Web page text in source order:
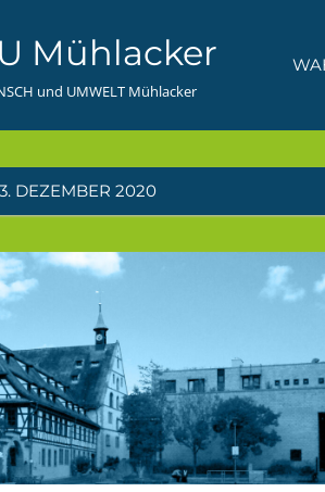
Mühlacker
und UMWELT Mühlacker
3. DEZEMBER 2020